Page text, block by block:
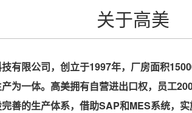
关于高美
有限公司，创立于1997年，厂房面积
为一体。高美拥有自营进出口权，员工
善的生产体系，借助SAP和MES系统，